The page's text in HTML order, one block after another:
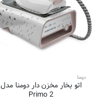
دومنا
اتو بخار مخزن دار دومنا مدل
Primo 2